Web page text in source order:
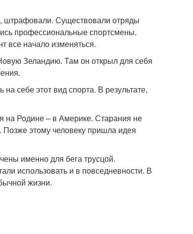
штрафовали. Существовали отряды
профессиональные спортсмены.
все начало изменяться.
Зеландию. Там он открыл для себя
себе этот вид спорта. В результате,
на Родине – в Америке. Старания не
Позже этому человеку пришла идея
именно для бега трусцой.
использовать и в повседневности. В
жизни.